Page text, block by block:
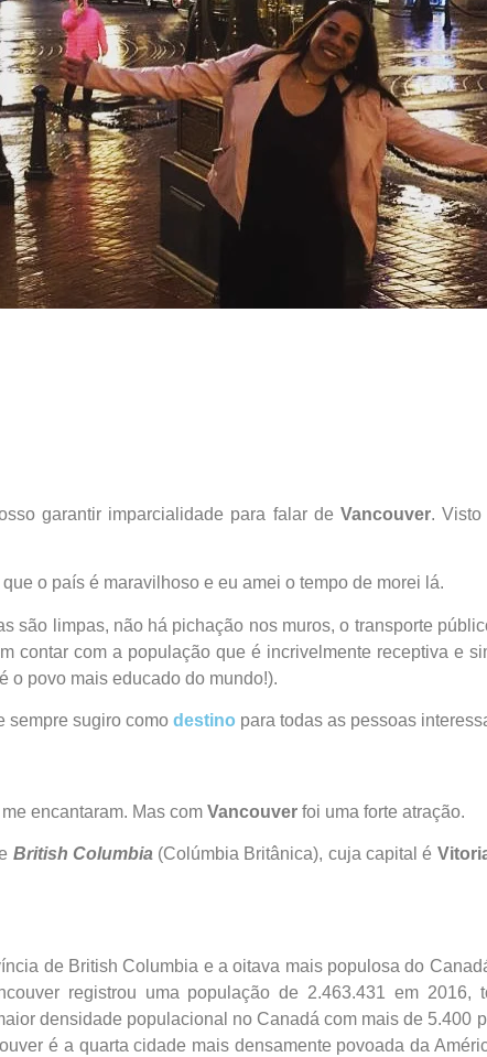
garantir imparcialidade para falar de Vancouver. Visto
que o país é maravilhoso e eu amei o tempo de morei lá.
são limpas, não há pichação nos muros, o transporte
contar com a população que é incrivelmente receptiva e
o povo mais educado do mundo!).
sempre sugiro como destino para todas as pessoas
encantaram. Mas com Vancouver foi uma forte atração.
British Columbia (Colúmbia Britânica), cuja capital é
de British Columbia e a oitava mais populosa do
registrou uma população de 2.463.431 em 2016,
densidade populacional no Canadá com mais de 5.400
é a quarta cidade mais densamente povoada da